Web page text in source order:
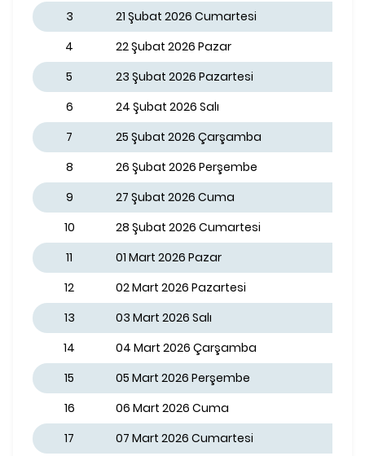
3
21 Şubat 2026 Cumartesi
4
22 Şubat 2026 Pazar
5
23 Şubat 2026 Pazartesi
6
24 Şubat 2026 Salı
7
25 Şubat 2026 Çarşamba
8
26 Şubat 2026 Perşembe
9
27 Şubat 2026 Cuma
10
28 Şubat 2026 Cumartesi
11
01 Mart 2026 Pazar
12
02 Mart 2026 Pazartesi
13
03 Mart 2026 Salı
14
04 Mart 2026 Çarşamba
15
05 Mart 2026 Perşembe
16
06 Mart 2026 Cuma
17
07 Mart 2026 Cumartesi